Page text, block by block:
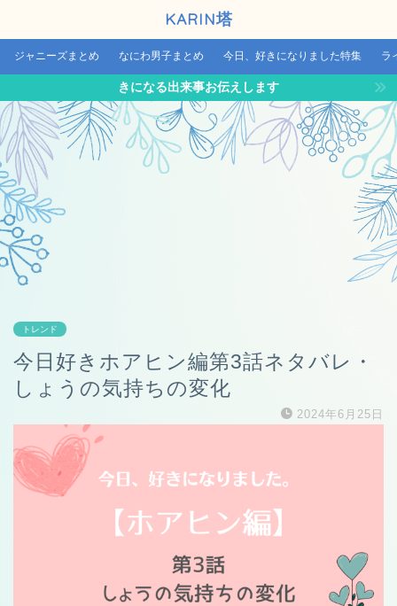
KARIN塔
ジャニーズまとめ なにわ男子まとめ 今日、好きになりました特集 ラ
きになる出来事お伝えします
トレンド
今日好きホアヒン編第3話ネタバレ・
しょうの気持ちの変化
2024年6月25日